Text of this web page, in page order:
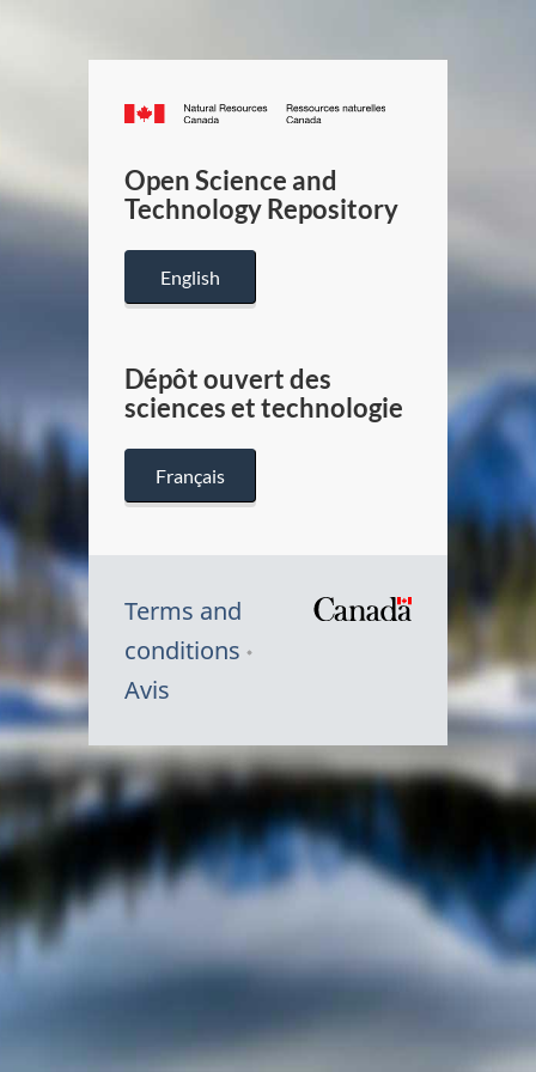
Canada.ca
/
Canada
Open Science and
Technology Repository
English
Dépôt ouvert des
sciences et technologie
Français
Terms and
conditions
Avis
Symbole
du
Canada